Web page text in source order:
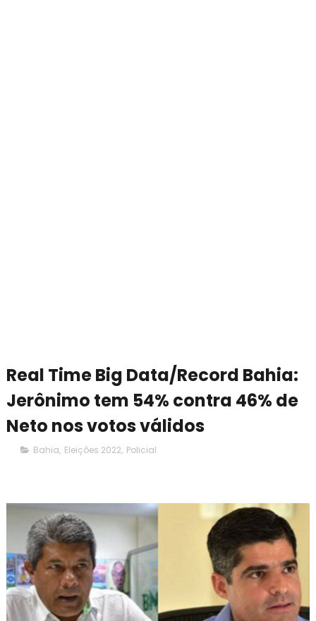
Real Time Big Data/Record Bahia:
Jerônimo tem 54% contra 46% de
Neto nos votos válidos
Bahia, Eleições 2022, Policial